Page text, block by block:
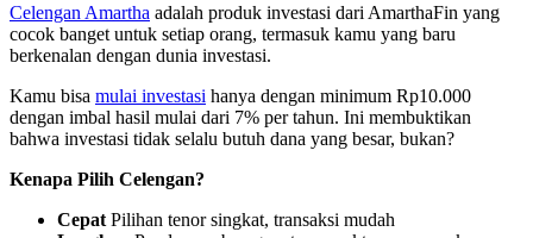
Celengan Amartha adalah produk investasi dari AmarthaFin yang
cocok banget untuk setiap orang, termasuk kamu yang baru
berkenalan dengan dunia investasi.
Kamu bisa mulai investasi hanya dengan minimum Rp10.000
dengan imbal hasil mulai dari 7% per tahun. Ini membuktikan
bahwa investasi tidak selalu butuh dana yang besar, bukan?
Kenapa Pilih Celengan?
Cepat Pilihan tenor singkat, transaksi mudah